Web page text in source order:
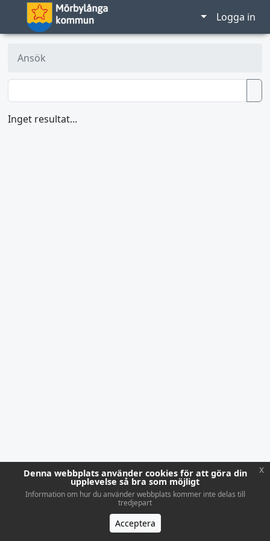
Logga in
Ansök
Inget resultat...
Denna webbplats använder cookies för att göra din
upplevelse så bra som möjligt
Information om hur du använder webbplats kommer inte delas till
tredjepart
Acceptera
x